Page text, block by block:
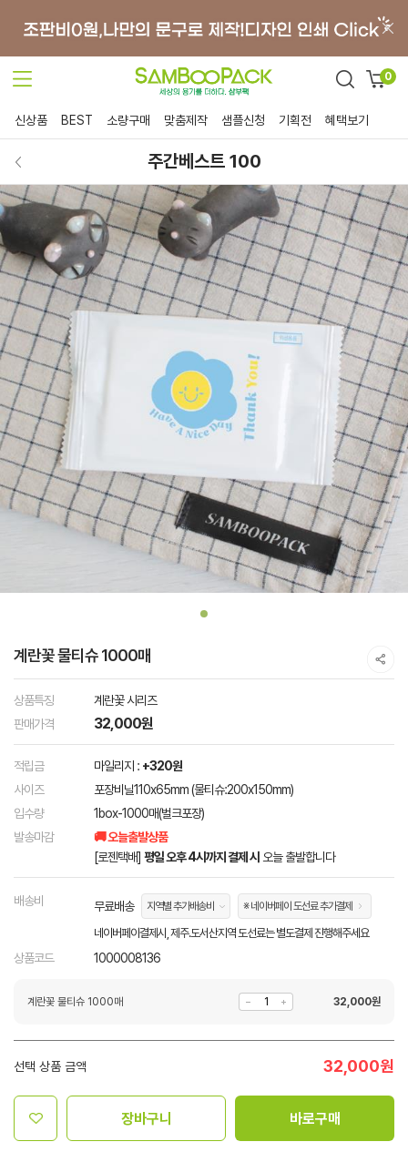
0
신상품 BEST 소량구매 맞춤제작 샘플신청 기획전 혜택보기
주간베스트 100
계란꽃 물티슈 1000매
상품특징
계란꽃 시리즈
판매가격
32,000원
적립금 마일리지 : +320원
사이즈
포장비닐110x65mm (물티슈:200x150mm)
입수량
1box-1000매(벌크포장)
발송마감
🚚 오늘출발상품
[로젠택배] 평일 오후 4시까지 결제 시 오늘 출발합니다
배송비 무료배송 지역별 추가배송비 ※ 네이버페이 도선료 추가결제
네이버페이결제시, 제주.도서산지역 도선료는 별도결제 진행해주세요
상품코드 1000008136
계란꽃 물티슈 1000매 32,000원
선택 상품 금액 32,000원
장바구니 바로구매